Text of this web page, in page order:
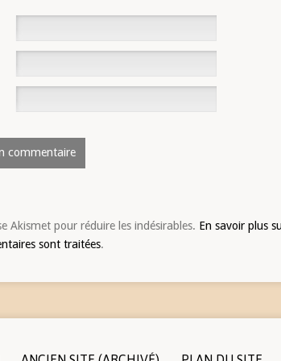
Akismet pour réduire les indésirables. En savoir plus
sont traitées.